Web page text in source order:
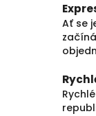
Ať se